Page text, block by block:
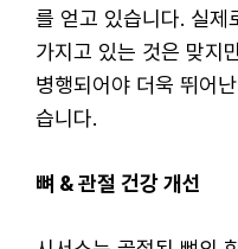
를 얻고 있습니다. 실제
가지고 있는 것은 맞지
병행되어야 더욱 뛰어
습니다.
뼈 & 관절 건강 개선